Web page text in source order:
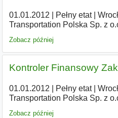
01.01.2012 Pełny etat|
Transportation Polska Sp. z
Zobacz później
Kontroler Finansowy
01.01.2012 Pełny etat|
Transportation Polska Sp. z
Zobacz później